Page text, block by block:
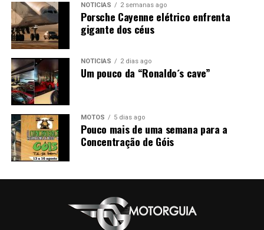
NOTÍCIAS 2 semanas ago
Porsche Cayenne elétrico enfrenta
gigante dos céus
NOTÍCIAS 2 dias ago
Um pouco da “Ronaldo´s cave”
MOTOS 5 dias ago
Pouco mais de uma semana para a
Concentração de Góis